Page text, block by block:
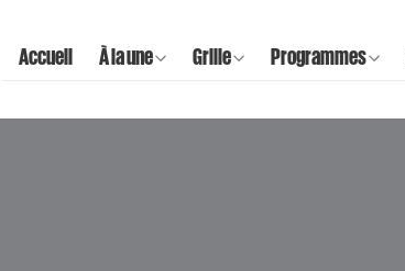
Accueil À la une Grille Programmes